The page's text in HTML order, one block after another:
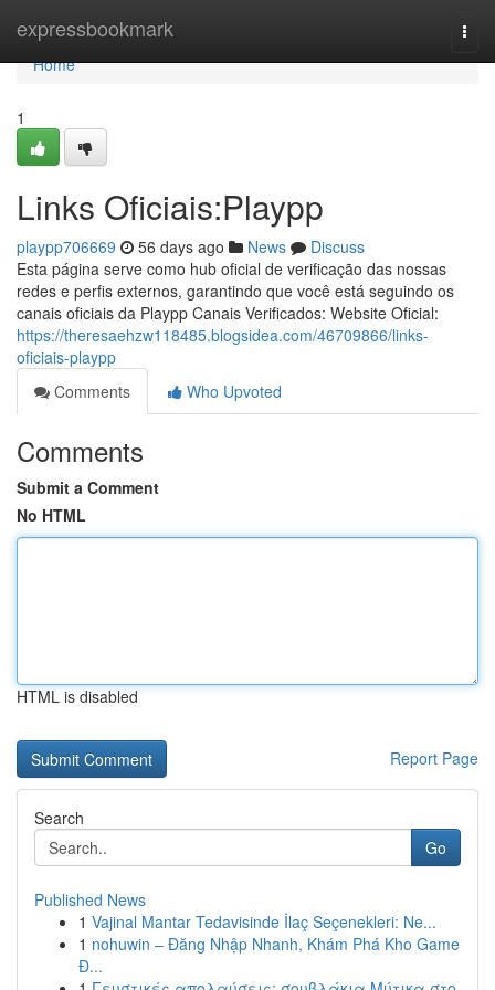
expressbookmark
Home
Home
1
Links Oficiais:Playpp
playpp706669 56 days ago News
Discuss
Esta página serve como hub oficial de verificação das nossas
redes e perfis externos, garantindo que você está seguindo os
canais oficiais da Playpp Canais Verificados: Website Oficial:
https://theresaehzw118485.blogsidea.com/46709866/links-
oficiais-playpp
Comments
Who Upvoted
Comments
Submit a Comment
No HTML
HTML is disabled
Report Page
Search
Go
Published News
1 Vajinal Mantar Tedavisinde İlaç Seçenekleri: Ne...
1 nohuwin – Đăng Nhập Nhanh, Khám Phá Kho Game
Đ...